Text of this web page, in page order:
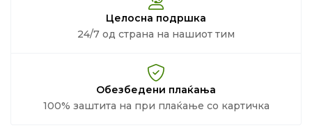
Целосна подршка
24/7 од страна на нашиот тим
Обезбедени плаќања
100% заштита на при плаќање со картичка